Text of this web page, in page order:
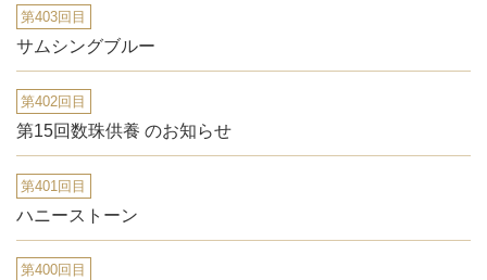
第403回目
サムシングブルー
第402回目
第15回数珠供養 のお知らせ
第401回目
ハニーストーン
第400回目